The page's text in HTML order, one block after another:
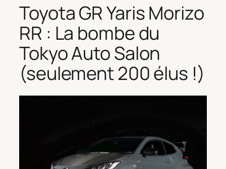
Toyota GR Yaris Morizo
RR : La bombe du
Tokyo Auto Salon
(seulement 200 élus !)